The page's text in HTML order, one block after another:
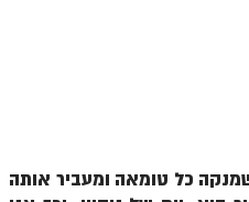
כל טומאה ומעביר אותה